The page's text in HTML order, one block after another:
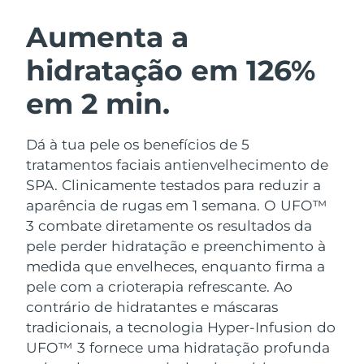
Aumenta a
hidratação em 126%
em 2 min.
Dá à tua pele os benefícios de 5
tratamentos faciais antienvelhecimento de
SPA. Clinicamente testados para reduzir a
aparência de rugas em 1 semana. O UFO™
3 combate diretamente os resultados da
pele perder hidratação e preenchimento à
medida que envelheces, enquanto firma a
pele com a crioterapia refrescante. Ao
contrário de hidratantes e máscaras
tradicionais, a tecnologia Hyper-Infusion do
UFO™ 3 fornece uma hidratação profunda
Limpeza facial
Anti-aging massage
LUNA™ 4 Plus
Massage, LED heating
LUNA™ 4 Men
For men, anti-aging massage
Microcurrent toning
BEAR™ 2 go
Microcurrent toning on-the-go
BEAR™ 2 eyes & lips
Microcurrent line smoothing device
Hidratação
UFO™ 3 kit
Deep facial hydration
UFO™ 3 LED
Near-infrared and red light therapy
device
Cuidado oral
issa™ 4
Hybrid silicone sonic toothbrush
issa™ 4 plus
Smart hybrid silicone sonic toothbrush
TRATAMENTO ANTIENVELHECIMENTO
FAQ™
Antienvelhecimento Tratamentos LED
Áustria
Barein Entrega prevista8/9/26
Bélgica
Bermudas Entrega prevista
Bósnia e
Herzegovina
Entrega prevista8/11/26
Brunei Entrega prevista8/13/26
Bulgária Entrega prevista 8/8/26
Canadá Entrega prevista
Chile Entrega prevista8/12/26